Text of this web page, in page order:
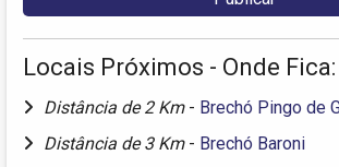
Locais Próximos - Onde Fica:
Distância de 2 Km - Brechó Pingo de
Distância de 3 Km - Brechó Baroni